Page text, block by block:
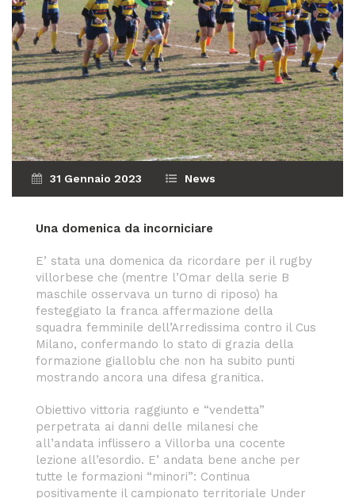
31 Gennaio 2023 News
Una domenica da incorniciare
E’ stata una domenica da ricordare per il rugby
villorbese che (mentre l’Omar della serie B
maschile osservava un turno di riposo) ha
festeggiato la franca affermazione della
squadra femminile dell’Arredissima contro il Cus
Milano, confermando lo stato di grazia della
formazione gialloblu che non ha subito punti
mostrando ancora una difesa granitica.
Obiettivo vittoria raggiunto e “vendetta”
perpetrata ai danni delle milanesi che
all’andata inflissero a Villorba una cocente
lezione all’esordio. E’ andata bene anche per
tutte le formazioni “minori”: Continua
positivamente il campionato territoriale Under